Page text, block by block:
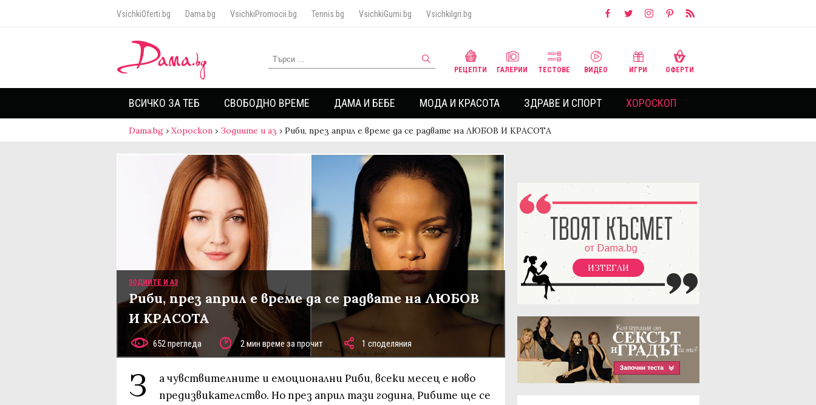
VsichkiOferti.bg Dama.bg VsichkiPromocii.bg Tennis.bg VsichkiGumi.bg VsichkiIgri.bg
РЕЦЕПТИ ГАЛЕРИИ ТЕСТОВЕ ВИДЕО ИГРИ ОФЕРТИ
ВСИЧКО ЗА ТЕБ СВОБОДНО ВРЕМЕ ДАМА И БЕБЕ МОДА И КРАСОТА ЗДРАВЕ И СПОРТ ХОРОСКОП
Dama.bg › Хороскоп › Зодиите и аз › Риби, през април е време да се радвате на ЛЮБОВ И КРАСОТА
ЗОДИИТЕ И АЗ
Риби, през април е време да се радвате на ЛЮБОВ
И КРАСОТА
652 прегледа 2 мин време за прочит 1 споделяния
З
а чувствителните и емоционални Риби, всеки месец е ново
предизвикателство. Но през април тази година, Рибите ще се
ИЗТЕГЛИ